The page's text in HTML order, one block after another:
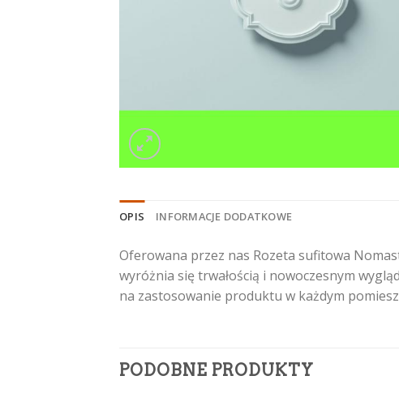
OPIS INFORMACJE DODATKOWE
Oferowana przez nas Rozeta sufitowa
wyróżnia się trwałością i nowoczesnym
na zastosowanie produktu w każdym
PODOBNE PRODUKTY